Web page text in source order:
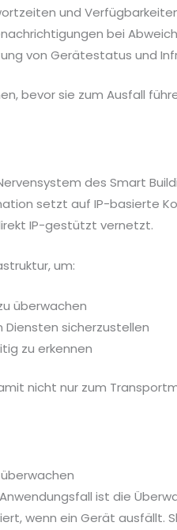
und
bei
von Gerätestatus und
bevor sie zum Ausfall
des Smart
setzt auf IP-basierte
IP-gestützt vernetzt.
um:
überwachen
Diensten sicherzustellen
zu erkennen
nicht nur zum
ist die
wenn ein Gerät ausfällt.